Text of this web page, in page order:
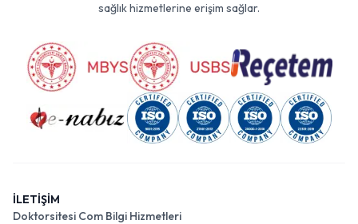
sağlık hizmetlerine erişim sağlar.
İLETİŞİM
Doktorsitesi Com Bilgi Hizmetleri